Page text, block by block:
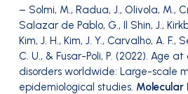
– Solmi, M., Radua, J., Olivola, M.,
Salazar de Pablo, G., Il Shin, J.,
Kim, J. H., Kim, J. Y., Carvalho, A. F.,
C. U., & Fusar-Poli, P. (2022). Age
disorders worldwide: Large-scale
epidemiological studies. Molecular